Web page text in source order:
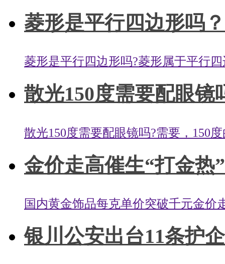
菱形是平行四边形吗
菱形是平行四边形吗?菱形属于平行
散光150度需要配眼
散光150度需要配眼镜吗?需要，150
金价走高催生“打金热
国内黄金饰品每克单价突破千元金价
银川公安出台11条护